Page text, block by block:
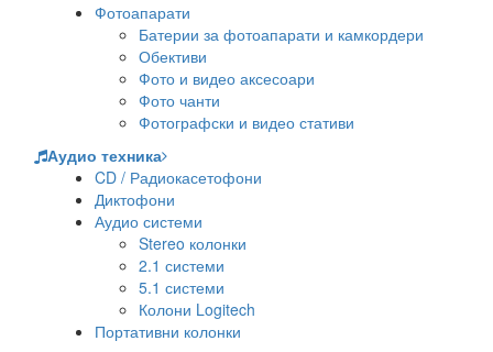
Фотоапарати
Батерии за фотоапарати и камкордери
Обективи
Фото и видео аксесоари
Фото чанти
Фотографски и видео стативи
Аудио техника
CD / Радиокасетофони
Диктофони
Аудио системи
Stereo колонки
2.1 системи
5.1 системи
Колони Logitech
Портативни колонки